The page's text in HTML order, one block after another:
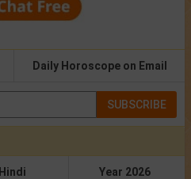
Daily Horoscope on Email
SUBSCRIBE
Hindi Year 2026